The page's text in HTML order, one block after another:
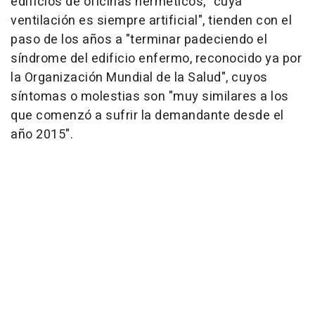
ventilación es siempre artificial", tienden con el
paso de los años a "terminar padeciendo el
síndrome del edificio enfermo, reconocido ya por
la Organización Mundial de la Salud", cuyos
síntomas o molestias son "muy similares a los
que comenzó a sufrir la demandante desde el
año 2015".